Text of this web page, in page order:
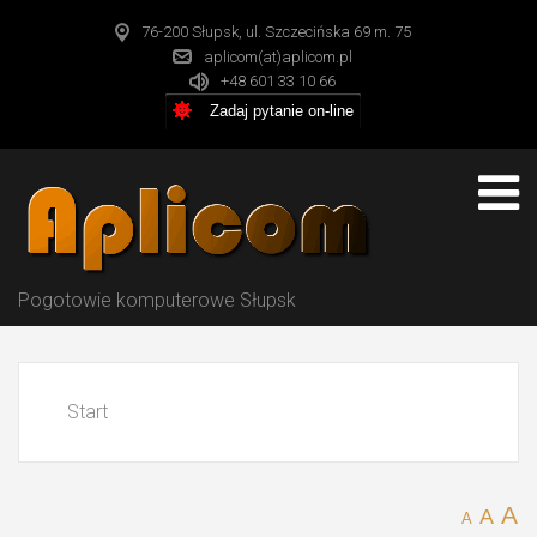
76-200 Słupsk, ul. Szczecińska 69 m. 75
aplicom(at)aplicom.pl
+48 601 33 10 66
Zadaj pytanie on-line
Pogotowie komputerowe Słupsk
Start
A A A